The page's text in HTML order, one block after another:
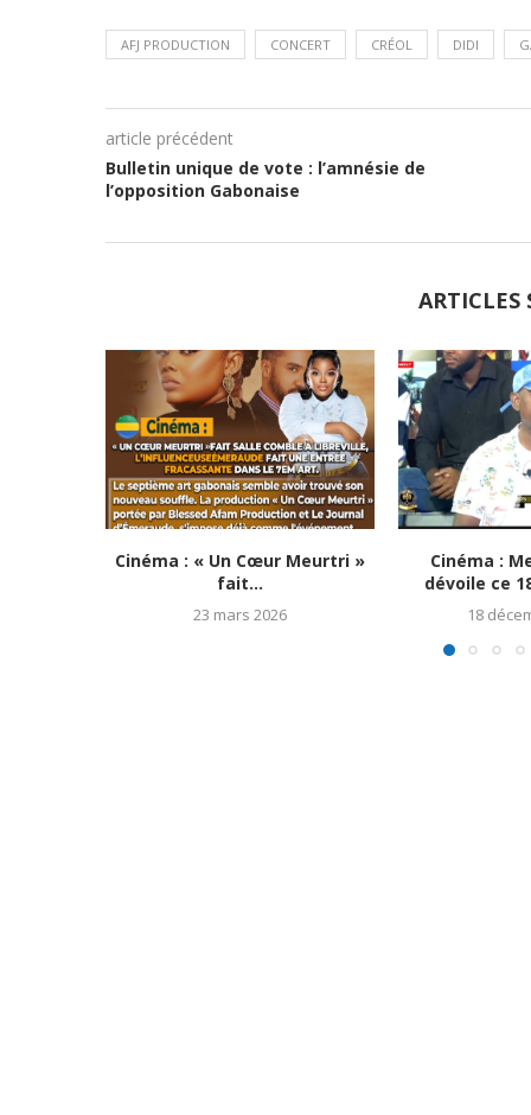
AFJ PRODUCTION CONCERT CRÉOL DIDI
article précédent
Bulletin unique de vote : l’amnésie de
l’opposition Gabonaise
ARTICLES
Cinéma : « Un Cœur Meurtri »
fait...
23 mars 2026
Cinéma :
dévoile ce
18